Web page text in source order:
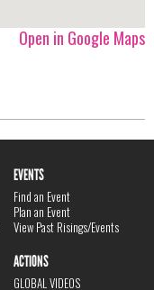
Open in Google Maps
EVENTS
Find an Event
Plan an Event
View Past Risings/Events
ACTIONS
GLOBAL VIDEOS